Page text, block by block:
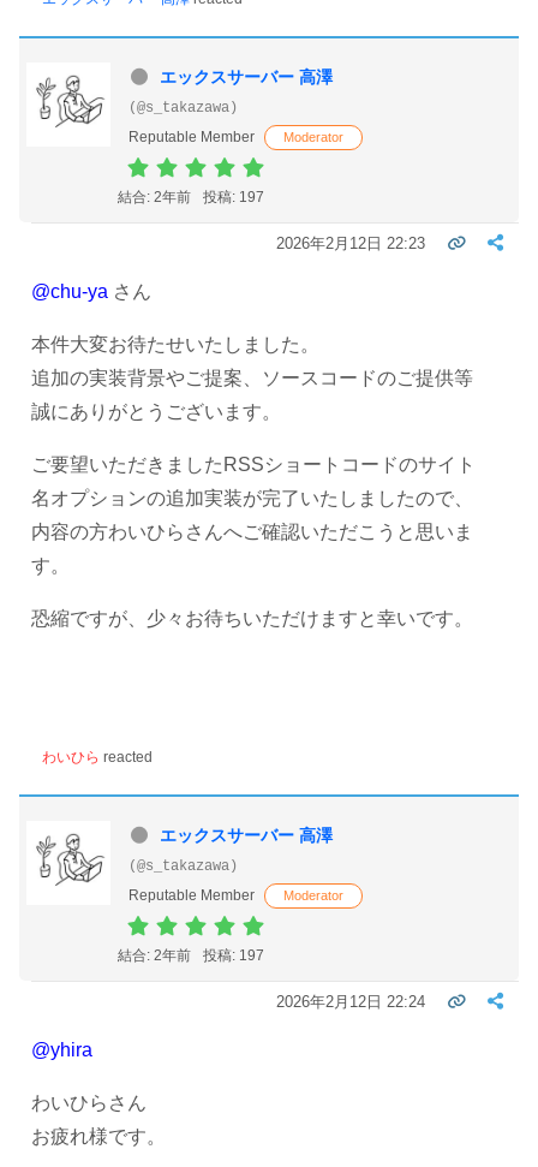
エックスサーバー 高澤
(@s_takazawa)
Reputable Member
Moderator
結合: 2年前 投稿: 197
2026年2月12日 22:23
@chu-ya さん
本件大変お待たせいたしました。
追加の実装背景やご提案、ソースコードのご提供等
誠にありがとうございます。
ご要望いただきましたRSSショートコードのサイト
名オプションの追加実装が完了いたしましたので、
内容の方わいひらさんへご確認いただこうと思いま
す。
恐縮ですが、少々お待ちいただけますと幸いです。
わいひら reacted
エックスサーバー 高澤
(@s_takazawa)
Reputable Member
Moderator
結合: 2年前 投稿: 197
2026年2月12日 22:24
@yhira
わいひらさん
お疲れ様です。